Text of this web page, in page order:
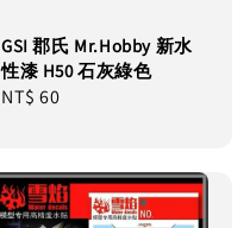
GSI 郡氏 Mr.Hobby 新水
性漆 H50 石灰綠色
Regular
NT$ 60